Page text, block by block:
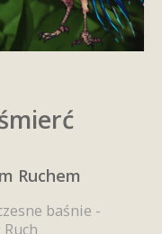
Ruchem
baśnie -